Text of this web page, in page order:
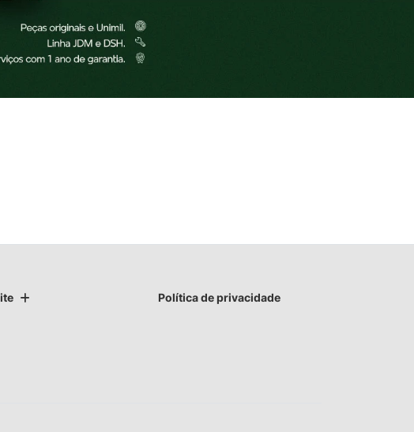
Política de privacidade